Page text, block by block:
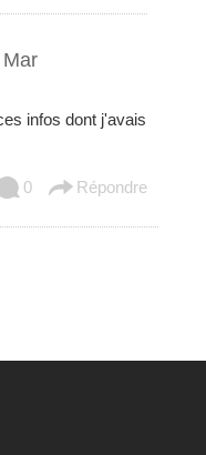
infos dont j'avais
0 Répondre